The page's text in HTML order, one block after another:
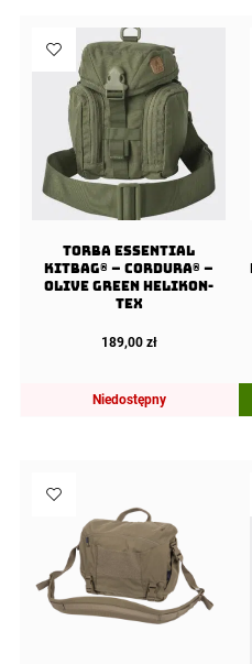
Torba ESSENTIAL
KITBAG® – Cordura® –
Olive Green Helikon-
Tex
189,00 zł
Niedostępny